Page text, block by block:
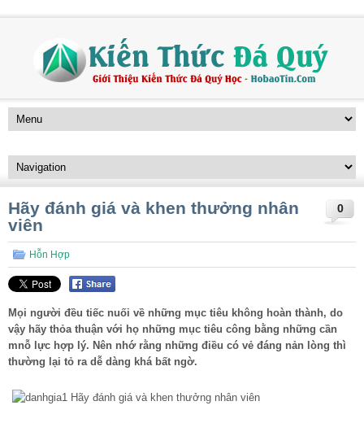
0
Hãy đánh giá và khen thưởng nhân
viên
Hỗn Hợp
Mọi người đều tiếc nuối về những mục tiêu không hoàn thành, do
vậy hãy thỏa thuận với họ những mục tiêu công bằng những cần
mnỗ lực hợp lý. Nên nhớ rằng những điều có vẻ đáng nản lòng thì
thường lại tỏ ra dễ dàng khá bất ngờ.